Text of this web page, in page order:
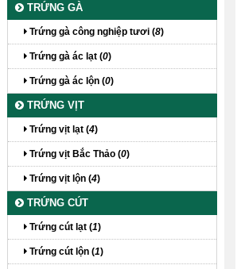
TRỨNG GÀ
Trứng gà công nghiệp tươi (8)
Trứng gà ác lạt (0)
Trứng gà ác lộn (0)
TRỨNG VỊT
Trứng vịt lạt (4)
Trứng vịt Bắc Thảo (0)
Trứng vịt lộn (4)
TRỨNG CÚT
Trứng cút lạt (1)
Trứng cút lộn (1)